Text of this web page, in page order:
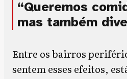
“Queremos
mas também
Entre os bairros
sentem esses efeitos,